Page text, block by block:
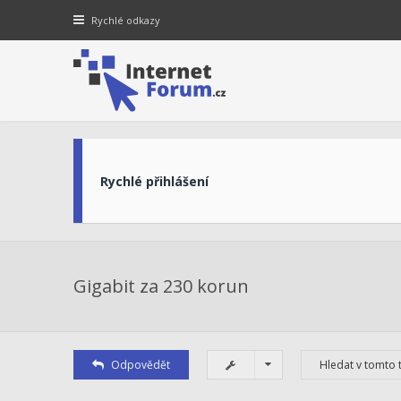
Rychlé odkazy
Rychlé přihlášení
Gigabit za 230 korun
Odpovědět